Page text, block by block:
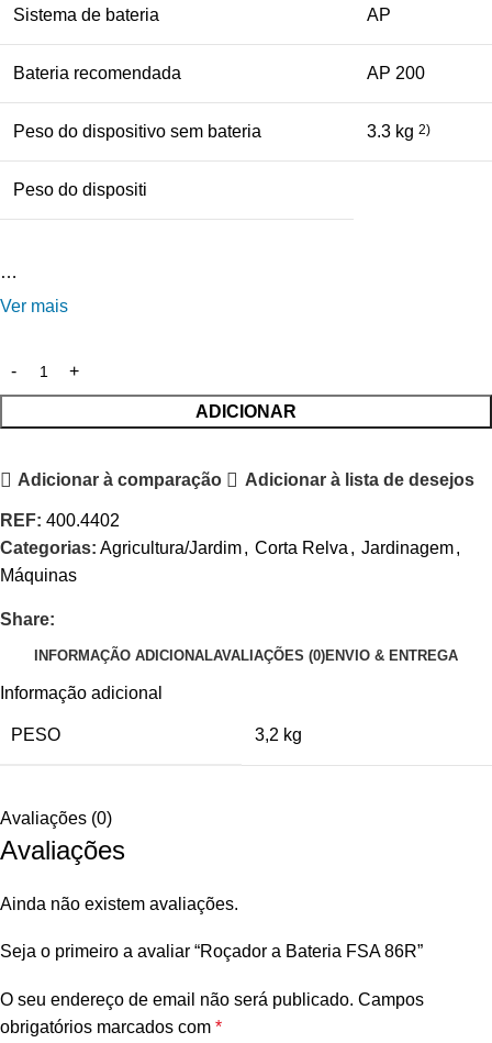
Sistema de bateria AP
Bateria recomendada AP 200
Peso do dispositivo sem bateria 3.3 kg 2)
Peso do dispositi
…
Ver mais
ADICIONAR
Adicionar à comparação Adicionar à lista de desejos
REF: 400.4402
Categorias: Agricultura/Jardim, Corta Relva , Jardinagem,
Máquinas
Share:
INFORMAÇÃO ADICIONALAVALIAÇÕES (0)ENVIO & ENTREGA
Informação adicional
PESO 3,2 kg
Avaliações (0)
Avaliações
Ainda não existem avaliações.
Seja o primeiro a avaliar “Roçador a Bateria FSA 86R”
O seu endereço de email não será publicado. Campos
obrigatórios marcados com *